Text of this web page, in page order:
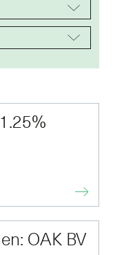
OAK BV